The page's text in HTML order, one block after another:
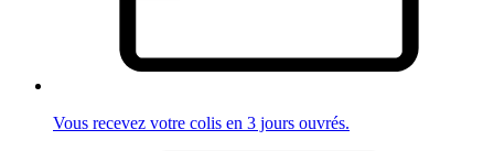
Vous recevez votre colis en 3 jours ouvrés.